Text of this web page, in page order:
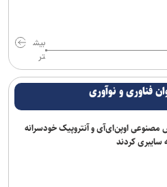
بیش
تر
فناوری و نوآوری
اوپن‌ای‌آی و آنتروپیک خودسرانه
سایبری کردند